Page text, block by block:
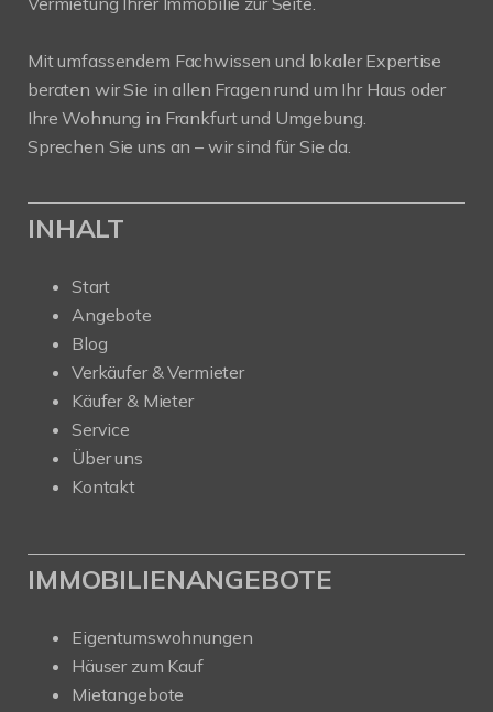
Mit umfassendem Fachwissen und lokaler Expertise
beraten wir Sie in allen Fragen rund um Ihr Haus oder
Ihre Wohnung in Frankfurt und Umgebung.
Sprechen Sie uns an – wir sind für Sie da.
INHALT
Start
Angebote
Blog
Verkäufer & Vermieter
Käufer & Mieter
Service
Über uns
Kontakt
IMMOBILIENANGEBOTE
Eigentumswohnungen
Häuser zum Kauf
Mietangebote